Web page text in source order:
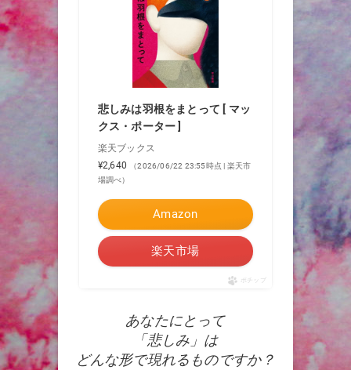
悲しみは羽根をまとって [ マッ
クス・ポーター ]
楽天ブックス
¥2,640
（2026/06/22 23:55時点 | 楽天市
場調べ）
Amazon
楽天市場
ポチップ
あなたにとって
「悲しみ」は
どんな形で現れるものですか？